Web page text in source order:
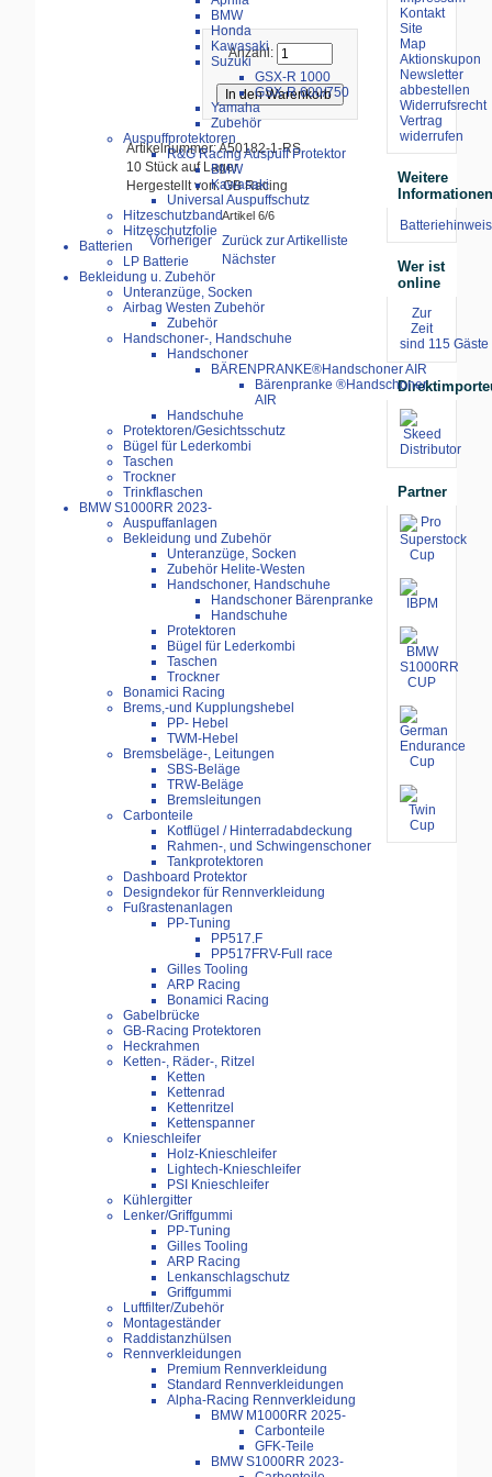
BMW
Honda
Kawasaki
Suzuki
GSX-R 1000
GSX-R 600/750
Yamaha
Zubehör
Auspuffprotektoren
R&G Racing Auspuff Protektor
BMW
Kawasaki
Universal Auspuffschutz
Hitzeschutzband
Hitzeschutzfolie
Batterien
LP Batterie
Bekleidung u. Zubehör
Unteranzüge, Socken
Airbag Westen Zubehör
Zubehör
Handschoner-, Handschuhe
Handschoner
BÄRENPRANKE®Handschoner AIR
Bärenpranke ®Handschoner
AIR
Handschuhe
Protektoren/Gesichtsschutz
Bügel für Lederkombi
Taschen
Trockner
Trinkflaschen
BMW S1000RR 2023-
Auspuffanlagen
Bekleidung und Zubehör
Unteranzüge, Socken
Zubehör Helite-Westen
Handschoner, Handschuhe
Handschoner Bärenpranke
Handschuhe
Protektoren
Bügel für Lederkombi
Taschen
Trockner
Bonamici Racing
Brems,-und Kupplungshebel
PP- Hebel
TWM-Hebel
Bremsbeläge-, Leitungen
SBS-Beläge
TRW-Beläge
Bremsleitungen
Carbonteile
Kotflügel / Hinterradabdeckung
Rahmen-, und Schwingenschoner
Tankprotektoren
Dashboard Protektor
Designdekor für Rennverkleidung
Fußrastenanlagen
PP-Tuning
PP517.F
PP517FRV-Full race
Gilles Tooling
ARP Racing
Bonamici Racing
Gabelbrücke
GB-Racing Protektoren
Heckrahmen
Ketten-, Räder-, Ritzel
Ketten
Kettenrad
Kettenritzel
Kettenspanner
Knieschleifer
Holz-Knieschleifer
Lightech-Knieschleifer
PSI Knieschleifer
Kühlergitter
Lenker/Griffgummi
PP-Tuning
Gilles Tooling
ARP Racing
Lenkanschlagschutz
Griffgummi
Luftfilter/Zubehör
Montageständer
Raddistanzhülsen
Rennverkleidungen
Premium Rennverkleidung
Standard Rennverkleidungen
Alpha-Racing Rennverkleidung
BMW M1000RR 2025-
Carbonteile
GFK-Teile
BMW S1000RR 2023-
Anzahl:
Artikelnummer: A50182-1-RS
10 Stück auf Lager
Hergestellt von: GB Racing
Artikel 6/6
Vorheriger Zurück zur Artikelliste
Nächster
Kontakt
Site
Map
Aktionskupon
Newsletter
abbestellen
Widerrufsrecht
Vertrag
widerrufen
Weitere
Batteriehinweis
Wer ist
online
Zur
Zeit
sind 115
Partner